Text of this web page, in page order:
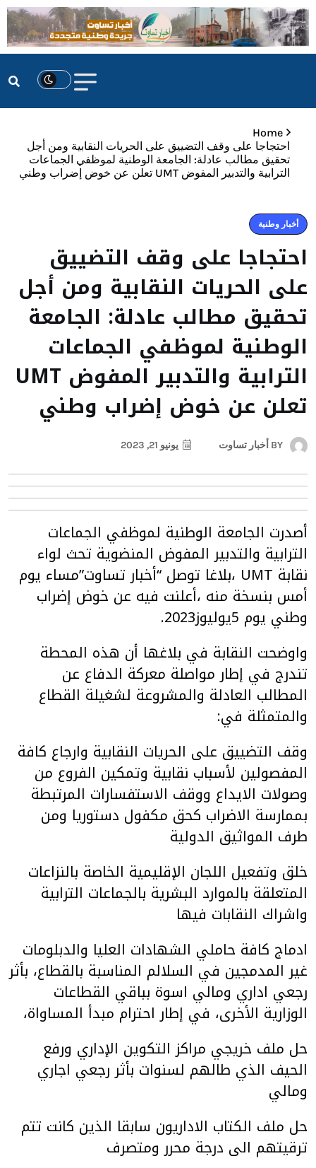
Home
احتجاجا على وقف التضييق على الحريات النقابية ومن أجل
تحقيق مطالب عادلة: الجامعة الوطنية لموظفي الجماعات
الترابية والتدبير المفوض UMT تعلن عن خوض إضراب وطني
أخبار وطنية
احتجاجا على وقف التضييق
على الحريات النقابية ومن أجل
تحقيق مطالب عادلة: الجامعة
الوطنية لموظفي الجماعات
الترابية والتدبير المفوض UMT
تعلن عن خوض إضراب وطني
BY أخبار تساوت يونيو 21, 2023
أصدرت الجامعة الوطنية لموظفي الجماعات
الترابية والتدبير المفوض المنضوية تحث لواء
نقابة UMT ،بلاغا توصل “أخبار تساوت”مساء يوم
أمس بنسخة منه ،أعلنت فيه عن خوض إضراب
وطني يوم 5يوليوز2023.
واوضحت النقابة في بلاغها أن هذه المحطة
تندرج في إطار مواصلة معركة الدفاع عن
المطالب العادلة والمشروعة لشغيلة القطاع
والمتمثلة في:
وقف التضييق على الحريات النقابية وارجاع كافة
المفصولين لأسباب نقابية وتمكين الفروع من
وصولات الايداع ووقف الاستفسارات المرتبطة
بممارسة الاضراب كحق مكفول دستوريا ومن
طرف المواثيق الدولية
خلق وتفعيل اللجان الإقليمية الخاصة بالنزاعات
المتعلقة بالموارد البشرية بالجماعات الترابية
واشراك النقابات فيها
ادماج كافة حاملي الشهادات العليا والدبلومات
غير المدمجين في السلالم المناسبة بالقطاع، بأثر
رجعي اداري ومالي اسوة بباقي القطاعات
الوزارية الأخرى، في إطار احترام مبدأ المساواة،
حل ملف خريجي مراكز التكوين الإداري ورفع
الحيف الذي طالهم لسنوات بأثر رجعي اجاري
ومالي
حل ملف الكتاب الاداريون سابقا الذين كانت تتم
ترقيتهم الى درجة محرر ومتصرف